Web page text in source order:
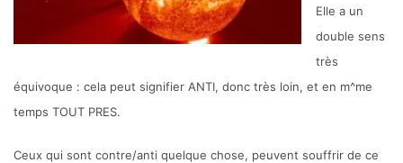
Elle a un
double sens
très
équivoque : cela peut signifier ANTI, donc très loin, et en m^me
temps TOUT PRES.
Ceux qui sont contre/anti quelque chose, peuvent souffrir de ce